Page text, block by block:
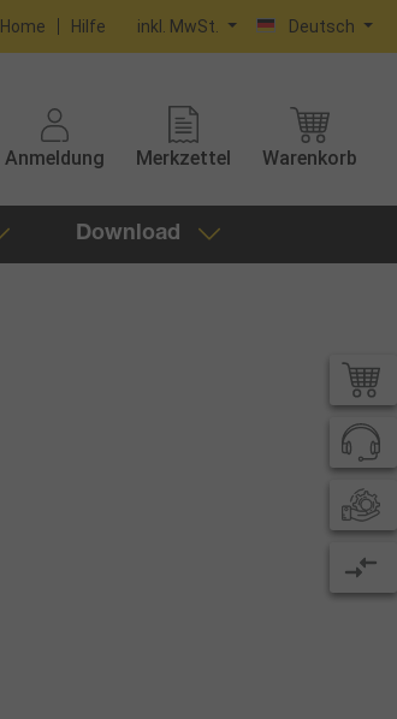
Home Hilfe inkl. MwSt. Deutsch
Anmeldung Merkzettel Warenkorb
Download